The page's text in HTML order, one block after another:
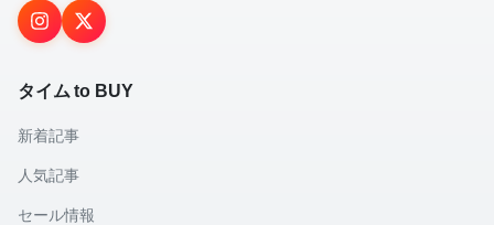
タイム to BUY
新着記事
人気記事
セール情報